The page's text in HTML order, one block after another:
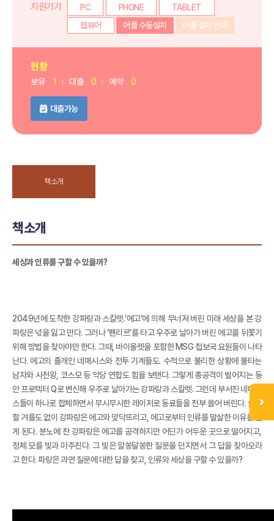
지원기기
PC PHONE
TABLET
웹뷰어
어플 수동설치 어플 설치 안내
현황
보유 1 대출 0 예약 0
대출가능
책소개
책소개
세상과 인류를 구할 수 있을까?
2049년에 도착한 강파랑과 스칼렛.‘에고’에 의해 무너져 버린 미래 세상을 본 강
파랑은 넋을 잃고 만다. 그러나 ‘펜리르’를 타고 우주로 날아가 버린 에고를 뒤쫓기
위해 방법을 찾아야만 한다. 그때, 바이올렛을 포함한 MSG 첩보국 요원들이 나타
난다. 에고의 졸개인 네메시스와 전투 기계들도. 수적으로 불리한 상황에 불타는
남자와 사천왕, 코스모 등 악당 연합도 힘을 보탠다. 그렇게 총공격이 벌어지는 동
안 프로텍터 Q로 변신해 우주로 날아가는 강파랑과 스칼렛. 그런데 부서진 네메시
스들이 하나로 합체하면서 무시무시한 레이저로 동료들을 전부 쓸어 버린다. 슬퍼
할 겨를도 없이 강파랑은 에고와 맞닥뜨리고, 에고로부터 인류를 말살한 이유를 듣
게 된다. 분노에 찬 강파랑은 에고를 공격하지만 어딘가 어두운 곳으로 떨어지고,
정체 모를 빛과 마주친다. 그 빛은 알쏭달쏭한 질문을 던지면서 그 답을 찾아오라
고 한다. 파랑은 과연 질문에 대한 답을 찾고, 인류와 세상을 구할 수 있을까?